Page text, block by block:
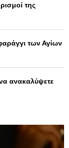
της
των Αγίων
ανακαλύψετε